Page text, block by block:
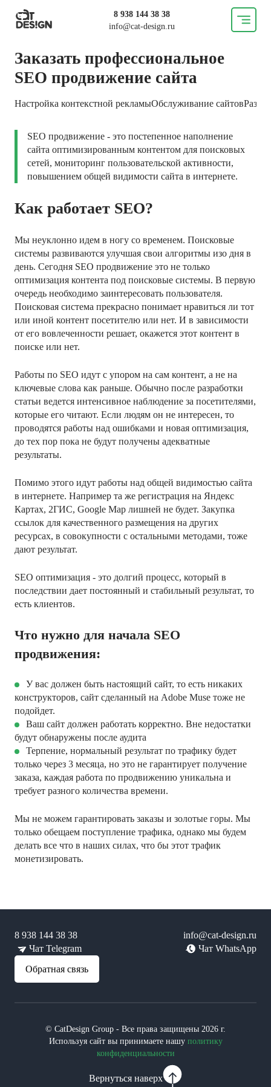
8 938 144 38 38
info@cat-design.ru
Заказать профессиональное
SEO продвижение сайта
Настройка контекстной рекламыОбслуживание сайтов
SEO продвижение - это постепенное наполнение
сайта оптимизированным контентом для поисковых
сетей, мониторинг пользовательской активности,
повышением общей видимости сайта в интернете.
Как работает SEO?
Мы неуклонно идем в ногу со временем. Поисковые
системы развиваются улучшая свои алгоритмы изо дня в
день. Сегодня SEO продвижение это не только
оптимизация контента под поисковые системы. В первую
очередь необходимо заинтересовать пользователя.
Поисковая система прекрасно понимает нравиться ли тот
или иной контент посетителю или нет. И в зависимости
от его вовлеченности решает, окажется этот контент в
поиске или нет.
Работы по SEO идут с упором на сам контент, а не на
ключевые слова как раньше. Обычно после разработки
статьи ведется интенсивное наблюдение за посетителями,
которые его читают. Если людям он не интересен, то
проводятся работы над ошибками и новая оптимизация,
до тех пор пока не будут получены адекватные
результаты.
Помимо этого идут работы над общей видимостью сайта
в интернете. Например та же регистрация на Яндекс
Картах, 2ГИС, Google Map лишней не будет. Закупка
ссылок для качественного размещения на других
ресурсах, в совокупности с остальными методами, тоже
дают результат.
SEO оптимизация - это долгий процесс, который в
последствии дает постоянный и стабильный результат, то
есть клиентов.
Что нужно для начала SEO
продвижения:
У вас должен быть настоящий сайт, то есть никаких
конструкторов, сайт сделанный на Adobe Muse тоже не
подойдет.
Ваш сайт должен работать корректно. Вне недостатки
будут обнаружены после аудита
Терпение, нормальный результат по трафику будет
только через 3 месяца, но это не гарантирует получение
заказа, каждая работа по продвижению уникальна и
требует разного количества времени.
Мы не можем гарантировать заказы и золотые горы. Мы
только обещаем поступление трафика, однако мы будем
делать все что в наших силах, что бы этот трафик
монетизировать.
8 938 144 38 38
info@cat-design.ru
Чат Telegram
Чат WhatsApp
Обратная связь
© CatDesign Group - Все права защищены 2026 г.
Используя сайт вы принимаете нашу политику
конфиденциальности
Вернуться наверх